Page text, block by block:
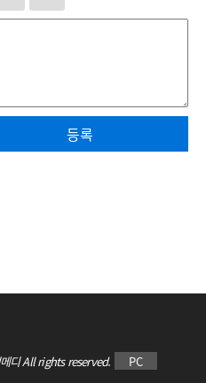
등록
디 All rights reserved. PC